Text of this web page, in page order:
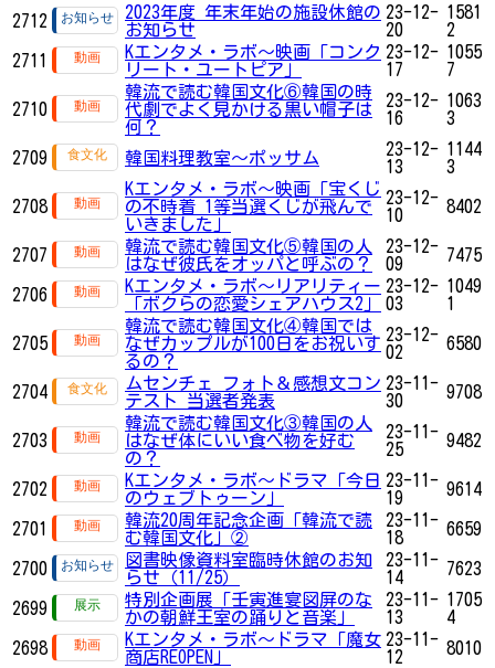
2712
2023年度 年末年始の施設休館の
お知らせ
23-12-
20
1581
2
2711
Kエンタメ・ラボ～映画「コンク
リート・ユートピア」
23-12-
17
1055
7
2710
韓流で読む韓国文化⑥韓国の時
代劇でよく見かける黒い帽子は
何？
23-12-
16
1063
3
2709 韓国料理教室～ポッサム
23-12-
13
1144
3
2708
Kエンタメ・ラボ～映画「宝くじ
の不時着 1等当選くじが飛んで
いきました」
23-12-
10
8402
2707
韓流で読む韓国文化⑤韓国の人
はなぜ彼氏をオッパと呼ぶの？
23-12-
09
7475
2706
Kエンタメ・ラボ～リアリティー
「ボクらの恋愛シェアハウス2」
23-12-
03
1049
1
2705
韓流で読む韓国文化④韓国では
なぜカップルが100日をお祝いす
るの？
23-12-
02
6580
2704
ムセンチェ フォト＆感想文コン
テスト 当選者発表
23-11-
30
9708
2703
韓流で読む韓国文化③韓国の人
はなぜ体にいい食べ物を好む
の？
23-11-
25
9482
2702
Kエンタメ・ラボ～ドラマ「今日
のウェブトゥーン」
23-11-
19
9614
2701
韓流20周年記念企画「韓流で読
む韓国文化」②
23-11-
18
6659
2700
図書映像資料室臨時休館のお知
らせ（11/25）
23-11-
14
7623
2699
特別企画展「壬寅進宴図屏のな
かの朝鮮王室の踊りと音楽」
23-11-
13
1705
4
2698
Kエンタメ・ラボ～ドラマ「魔女
商店REOPEN」
23-11-
12
8010